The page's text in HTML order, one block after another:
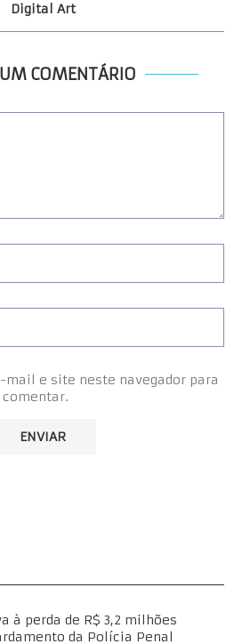
Digital Art
COMENTÁRIO
mail e site neste navegador para
à perda de R$ 3,2 milhões
da Polícia Penal